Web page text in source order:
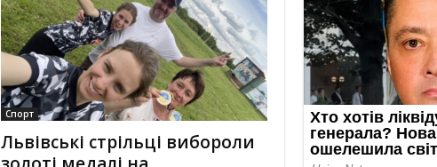
Спорт
Львівські стрільці вибороли